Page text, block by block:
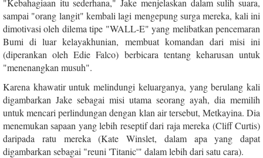
"Kebahagiaan itu sederhana," Jake menjelaskan dalam sulih suara,
sampai "orang langit" kembali lagi mengepung surga mereka, kali ini
dimotivasi oleh dilema tipe "WALL-E" yang melibatkan pencemaran
Bumi di luar kelayakhunian, membuat komandan dari misi ini
(diperankan oleh Edie Falco) berbicara tentang keharusan untuk
"menenangkan musuh".
Karena khawatir untuk melindungi keluarganya, yang berulang kali
digambarkan Jake sebagai misi utama seorang ayah, dia memilih
untuk mencari perlindungan dengan klan air tersebut, Metkayina. Dia
menemukan sapaan yang lebih reseptif dari raja mereka (Cliff Curtis)
daripada ratu mereka (Kate Winslet, dalam apa yang dapat
digambarkan sebagai "reuni 'Titanic'" dalam lebih dari satu cara).